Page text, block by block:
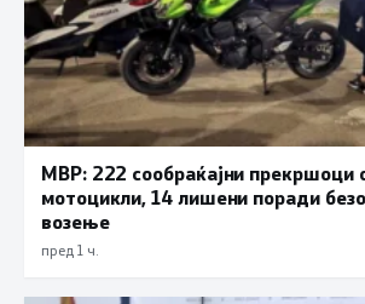
МВР: 222 сообраќајни прекршоци
мотоцикли, 14 лишени поради
возење
пред 1 ч.